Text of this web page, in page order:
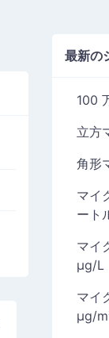
最新の
100
立方
角形
マイ
ート
マイ
µg/L
マイ
µg/